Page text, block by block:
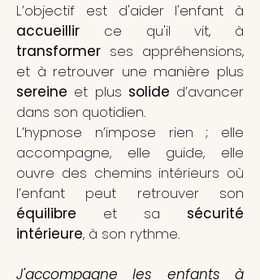
L’objectif est d'aider l'enfant à
accueillir ce qu'il vit, à
transformer ses appréhensions,
et à retrouver une manière plus
sereine et plus solide d’avancer
dans son quotidien.
L’hypnose n’impose rien ; elle
accompagne, elle guide, elle
ouvre des chemins intérieurs où
l’enfant peut retrouver son
équilibre et sa sécurité
intérieure, à son rythme.
J'accompagne les enfants à